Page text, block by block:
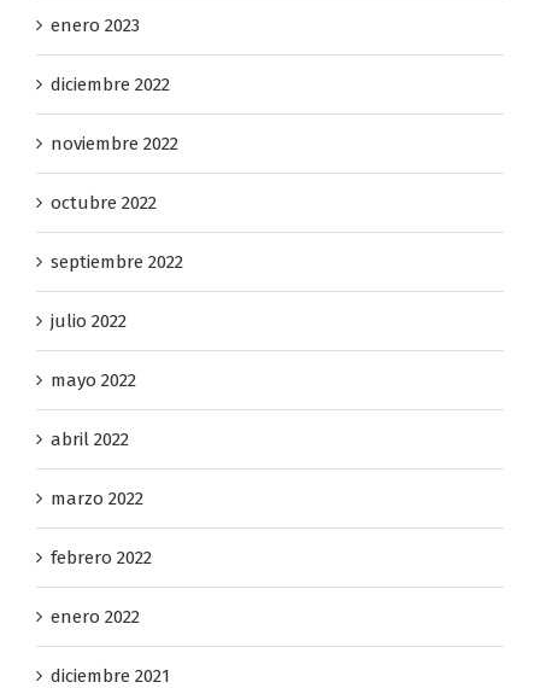
enero 2023
diciembre 2022
noviembre 2022
octubre 2022
septiembre 2022
julio 2022
mayo 2022
abril 2022
marzo 2022
febrero 2022
enero 2022
diciembre 2021